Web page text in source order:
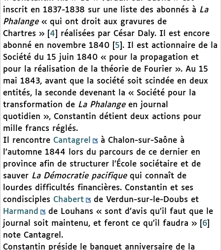
inscrit en 1837-1838 sur une liste des abonnés à La
Phalange« qui ont droit aux gravures de
Chartres »
4
réalisées par César Daly. Il est encore
abonné en novembre 1840
5 . Il est actionnaire de la
Société du 15 juin 1840 « pour la propagation et
pour la réalisation de la théorie de Fourier ». Au 15
mai 1843, avant que la société soit scindée en deux
entités, la seconde devenant la « Société pour la
transformation de La Phalangeen journal
quotidien », Constantin détient deux actions pour
mille francs réglés.
Il rencontre Cantagrel
à Chalon-sur-Saône à
l’automne 1844 lors du parcours de ce dernier en
province afin de structurer l’École sociétaire et de
sauver La Démocratie pacifiquequi connaît de
lourdes difficultés financières. Constantin et ses
condisciples Chabert
de Verdun-sur-le-Doubs et
Harmand
de Louhans « sont d’avis qu’il faut que le
journal soit maintenu, et feront ce qu’il faudra »
6
note Cantagrel.
Constantin préside le banquet anniversaire de la